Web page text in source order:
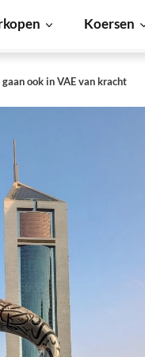
Koersen
ook in VAE van kracht